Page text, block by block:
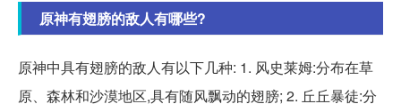
原神有翅膀的敌人有哪些?
原神中具有翅膀的敌人有以下几种: 1. 风史莱姆:分布在草
原、森林和沙漠地区,具有随风飘动的翅膀; 2. 丘丘暴徒:分